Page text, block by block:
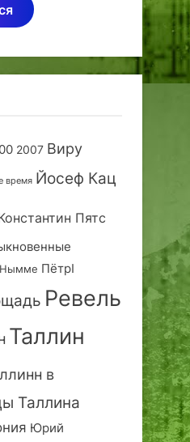
2007 Виру
время Йосеф Кац
Пятс
Нымме ПётрI
Ревель
Таллин
в
Таллина
Юрий